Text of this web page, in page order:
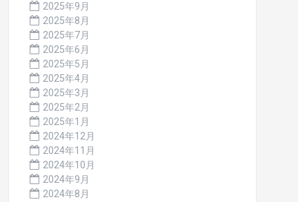
2025年9月
2025年8月
2025年7月
2025年6月
2025年5月
2025年4月
2025年3月
2025年2月
2025年1月
2024年12月
2024年11月
2024年10月
2024年9月
2024年8月